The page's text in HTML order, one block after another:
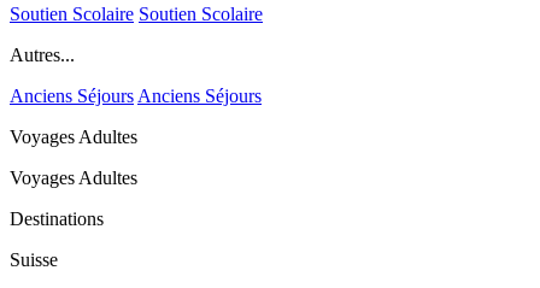
Soutien Scolaire Soutien Scolaire
Autres...
Anciens Séjours Anciens Séjours
Voyages Adultes
Voyages Adultes
Destinations
Suisse